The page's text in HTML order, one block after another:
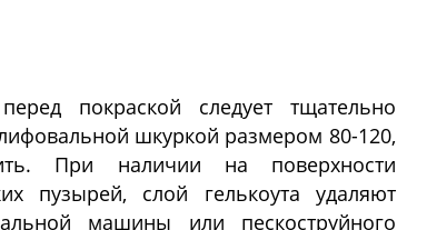
покраской следует тщательно
шкуркой размером 80-120,
При наличии на поверхности
пузырей, слой гелькоута удаляют
машины или пескоструйного